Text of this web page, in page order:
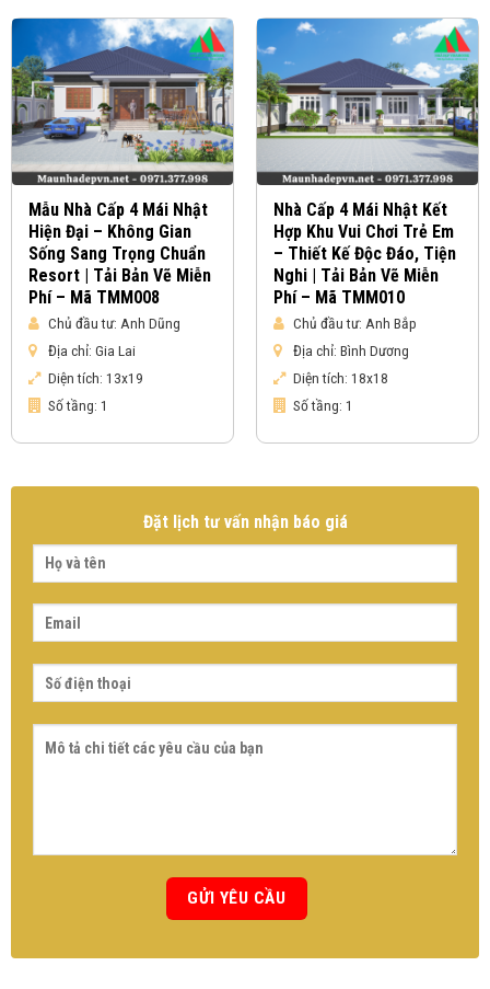
Mẫu Nhà Cấp 4 Mái Nhật
Hiện Đại – Không Gian
Sống Sang Trọng Chuẩn
Resort | Tải Bản Vẽ Miễn
Phí – Mã TMM008
Chủ đầu tư: Anh Dũng
Địa chỉ: Gia Lai
Diện tích: 13x19
Số tầng: 1
Nhà Cấp 4 Mái Nhật Kết
Hợp Khu Vui Chơi Trẻ Em
– Thiết Kế Độc Đáo, Tiện
Nghi | Tải Bản Vẽ Miễn
Phí – Mã TMM010
Chủ đầu tư: Anh Bắp
Địa chỉ: Bình Dương
Diện tích: 18x18
Số tầng: 1
Đặt lịch tư vấn nhận báo giá